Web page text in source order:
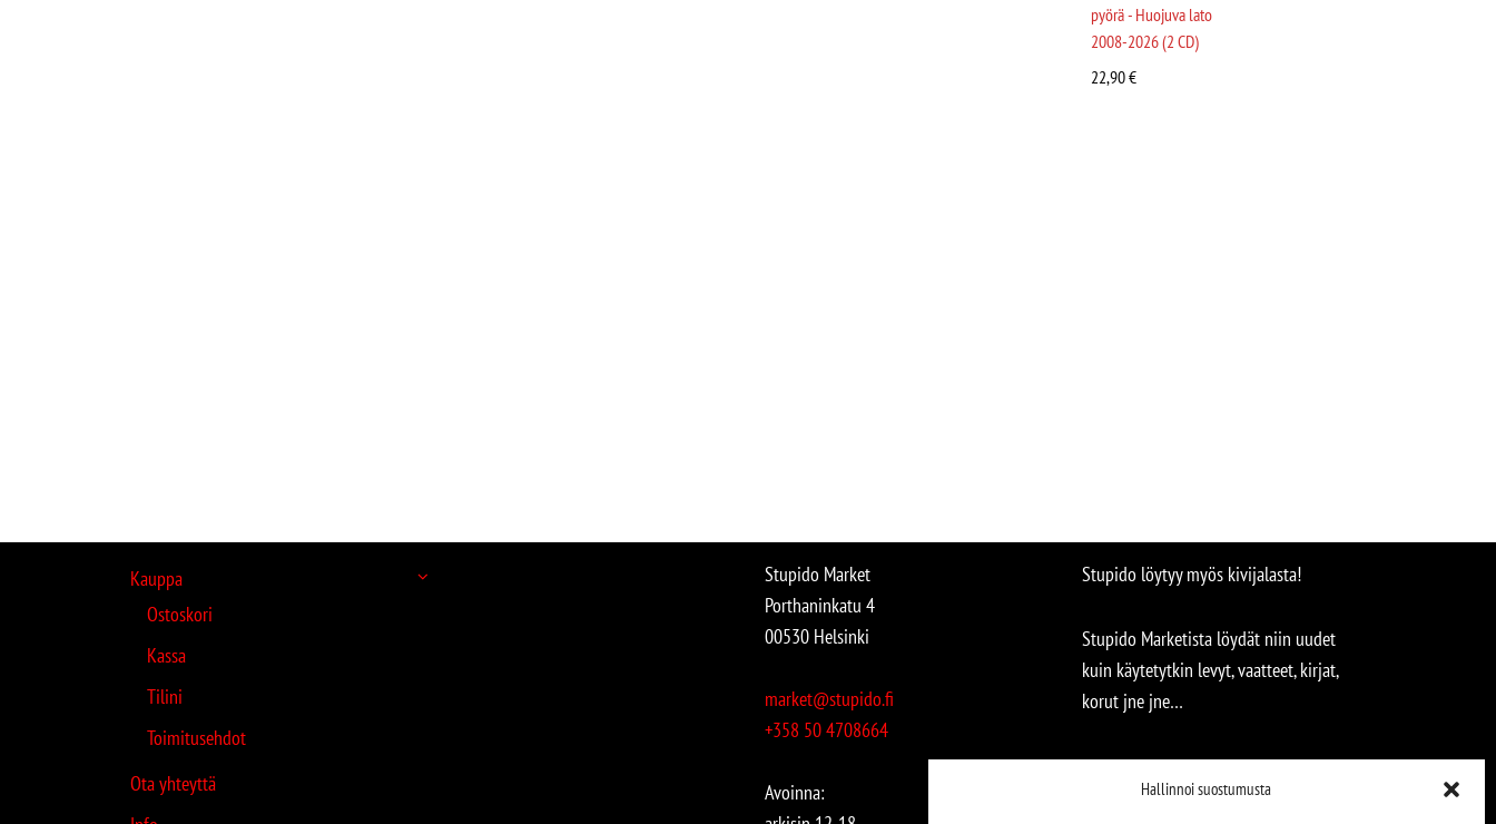
Hallinnoi suostumusta
pyörä - Huojuva lato
2008-2026 (2 CD)
22,90€
Kauppa
Ostoskori
Kassa
Tilini
Toimitusehdot
Ota yhteyttä
Stupido Market
Porthaninkatu 4
00530 Helsinki
market@stupido.fi
+358 50 4708664
Avoinna:
Stupido löytyy myös kivijalasta!
Stupido Marketista löydät niin uudet
kuin käytetytkin levyt, vaatteet, kirjat,
korut jne jne…